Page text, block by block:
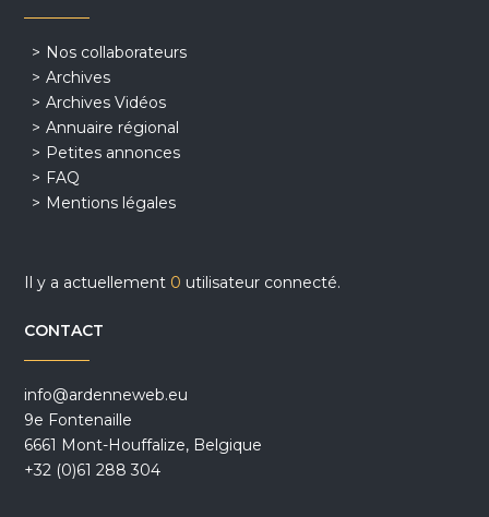
Nos collaborateurs
Archives
Archives Vidéos
Annuaire régional
Petites annonces
FAQ
Mentions légales
Il y a actuellement 0 utilisateur connecté.
CONTACT
info@ardenneweb.eu
9e Fontenaille
6661 Mont-Houffalize, Belgique
+32 (0)61 288 304